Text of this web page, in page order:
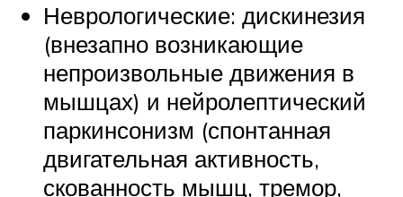
Неврологические: дискинезия
(внезапно возникающие
непроизвольные движения в
мышцах) и нейролептический
паркинсонизм (спонтанная
двигательная активность,
скованность мышц, тремор,